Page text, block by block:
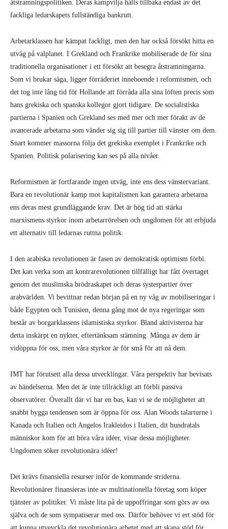
åtstramningspolitiken. Deras kampvilja hålls tillbaka endast av det
fackliga ledarskapets fullständiga bankrutt.
Arbetarklassen har kämpat fackligt, men den har också försökt hitta en
utväg på valplanet. I Grekland och Frankrike mobiliserade de för sina
traditionella organisationer i ett försökt att besegra åtstramningarna.
Som vi brukar säga, ligger förräderiet inneboende i reformismen, och
det tog inte lång tid för Hollande att förråda alla sina löften precis som
hans grekiska och spanska kollegor gjort tidigare. De socialistiska
partierna i Spanien och Grekland ses med mer och mer förakt av de
avancerade arbetarna som vänder sig sig till partier till vänster om dem.
Snart kommer massorna följa det grekiska exemplet i Frankrike och
Spanien. Politisk polarisering kan ses på alla nivåer.
Reformismen är fortfarande ingen utväg, inte ens dess vänstervariant.
Bara en revolutionär kamp mot kapitalismen kan garantera arbetarna
ens deras mest grundläggande krav. Det är hög tid att stärka
marxismens styrkor inom arbetarrörelsen och ungdomen för att erbjuda
ett alternativ till ledarnas ruttna politik.
I den arabiska revolutionen är fasen av demokratisk optimism förbi.
Det kan verka som att kontrarevolutionen tillfälligt har fått övertaget
genom det muslimska brödraskapet och deras systerpartier över
arabvärlden. Vi bevittnar redan början på en ny våg av mobiliseringar i
både Egypten och Tunisien, denna gång mot de nya regeringar som
består av borgarklassens islamistiska styrkor. Bland aktivisterna har
detta inskärpt en nykter, eftertänksam stämning. Många av dem är
vidöppna för oss, men våra styrkor är för små för att nå dem.
IMT har förutsett alla dessa utvecklingar. Våra perspektiv har bevisats
av händelserna. Men det är inte tillräckligt att förbli passiva
observatörer. Överallt där vi har en bas, kan vi se de möjligheter att
snabbt bygga tendensen som är öppna för oss. Alan Woods talarturne i
Kanada och Italien och Angelos Irakleidos i Italien, dit hundratals
människor kom för att höra våra idéer, visar dessa möjligheter.
Ungdomen söker revolutionära idéer!
Det krävs finansiella resurser inför de kommande striderna.
Revolutionärer finansieras inte av multinationella företag som köper
tjänster av politiker. Vi måste lita på de uppoffringar som görs av oss
själva och de som sympatiserar med oss. Därför behöver vi ert stöd för